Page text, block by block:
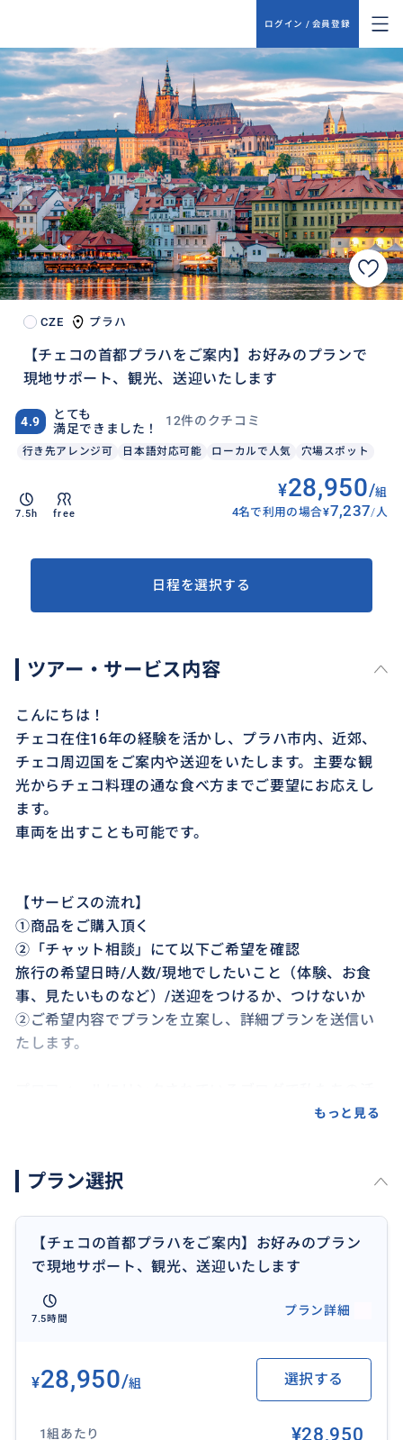
ログイン / 会員登録
CZE プラハ
【チェコの首都プラハをご案内】お好みのプランで
現地サポート、観光、送迎いたします
4.9
とても
満足できました！
12件のクチコミ
行き先アレンジ可 日本語対応可能 ローカルで人気 穴場スポット
7.5h free
¥28,950/組
4名で利用の場合¥7,237/人
日程を選択する
ツアー・サービス内容
こんにちは！
チェコ在住16年の経験を活かし、プラハ市内、近郊、
チェコ周辺国をご案内や送迎をいたします。主要な観
光からチェコ料理の通な食べ方までご要望にお応えし
ます。
車両を出すことも可能です。
【サービスの流れ】
①商品をご購入頂く
②「チャット相談」にて以下ご希望を確認
旅行の希望日時/人数/現地でしたいこと（体験、お食
事、見たいものなど）/送迎をつけるか、つけないか
②ご希望内容でプランを立案し、詳細プランを送信い
たします。
動を知ることもできます。是非お立ち寄りください。
もっと見る
プラン選択
【チェコの首都プラハをご案内】お好みのプラン
で現地サポート、観光、送迎いたします
7.5時間
プラン詳細
¥28,950/組 選択する
1組あたり ¥28,950